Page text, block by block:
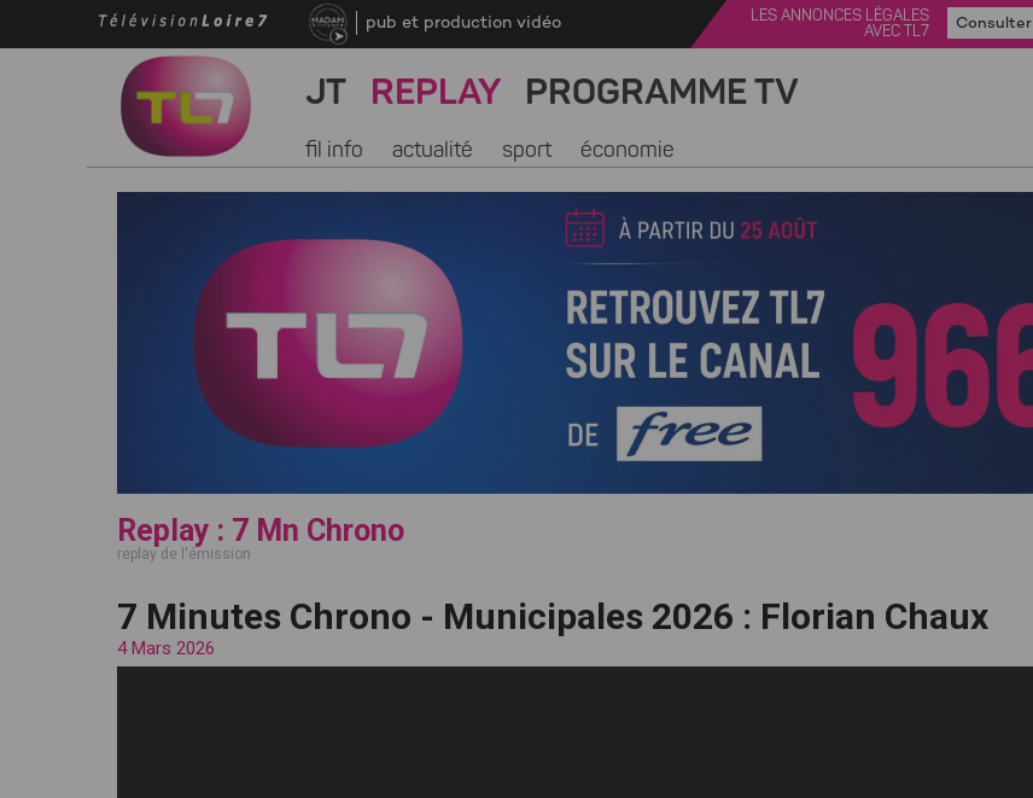
pub et production vidéo
LES ANNONCES LÉGALES
AVEC TL7
Consulter
JT REPLAY PROGRAMME TV
fil info actualité sport économie
Replay : 7 Mn Chrono
replay de l'émission
7 Minutes Chrono - Municipales 2026 : Florian Chaux
4 Mars 2026